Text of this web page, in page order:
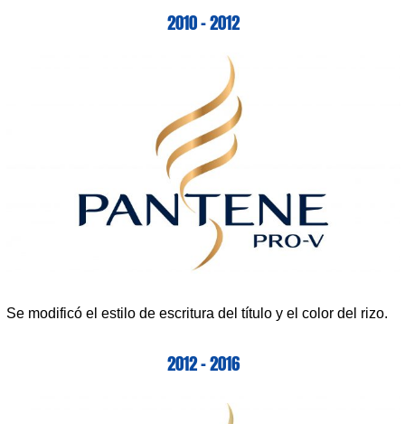
2010 – 2012
Se modificó el estilo de escritura del título y el color del rizo.
2012 – 2016